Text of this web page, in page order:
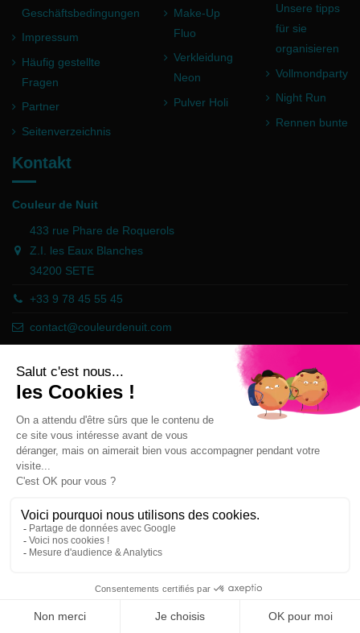
Geschäftsbedingungen
Impressum
Häufig gestellte
Fragen
Partner
Seitenverzeichnis
Make-Up
Fluo
Verkleidung
Neon
Pulver Holi
Unsere tipps
für sie
organisieren
Vollmondparty
Night Run
Rennen bunte
Kontakt
Couleur de Nuit
433 rue Phare de Roquerols
Z.I. les Eaux Blanches
34200 SETE
+33 9 78 45 55 45
contact@couleurdenuit.com
Händler zugelassen von Gesellschaft für Garantierte Bewertungen,
Klicken Sie hier
Newsletter
Sie können Ihr Einverständnis jederzeit